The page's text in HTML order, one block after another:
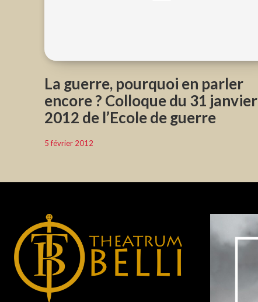
La guerre, pourquoi en parler
encore ? Colloque du 31 janvier
2012 de l’Ecole de guerre
5 février 2012